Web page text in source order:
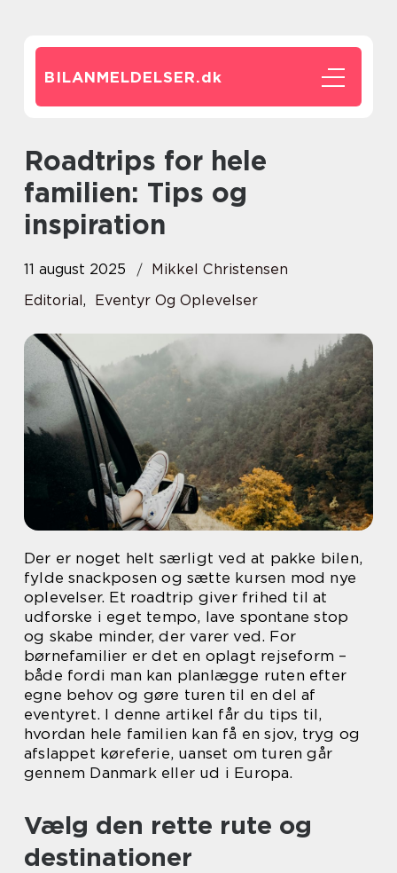
BILANMELDELSER.dk
Roadtrips for hele
familien: Tips og
inspiration
11 august 2025
Mikkel Christensen
Editorial, Eventyr Og Oplevelser
Der er noget helt særligt ved at pakke bilen,
fylde snackposen og sætte kursen mod nye
oplevelser. Et roadtrip giver frihed til at
udforske i eget tempo, lave spontane stop
og skabe minder, der varer ved. For
børnefamilier er det en oplagt rejseform –
både fordi man kan planlægge ruten efter
egne behov og gøre turen til en del af
eventyret. I denne artikel får du tips til,
hvordan hele familien kan få en sjov, tryg og
afslappet køreferie, uanset om turen går
gennem Danmark eller ud i Europa.
Vælg den rette rute og
destinationer